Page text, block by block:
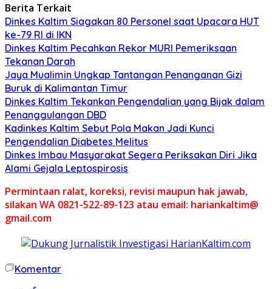
Berita Terkait
Dinkes Kaltim Siagakan 80 Personel saat Upacara HUT
ke-79 RI di IKN
Dinkes Kaltim Pecahkan Rekor MURI Pemeriksaan
Tekanan Darah
Jaya Mualimin Ungkap Tantangan Penanganan Gizi
Buruk di Kalimantan Timur
Dinkes Kaltim Tekankan Pengendalian yang Bijak dalam
Penanggulangan DBD
Kadinkes Kaltim Sebut Pola Makan Jadi Kunci
Pengendalian Diabetes Melitus
Dinkes Imbau Masyarakat Segera Periksakan Diri Jika
Alami Gejala Leptospirosis
Permintaan ralat, koreksi, revisi maupun hak jawab,
silakan WA 0821-522-89-123 atau email: hariankaltim@
gmail.com
Komentar